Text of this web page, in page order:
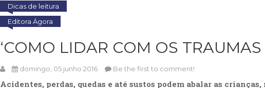
Dicas de leitura
Editora Ágora
‘COMO LIDAR COM OS
domingo, 05 junho 2016 Be the first to comment!
Acidentes, perdas, quedas e até sustos podem abalar as